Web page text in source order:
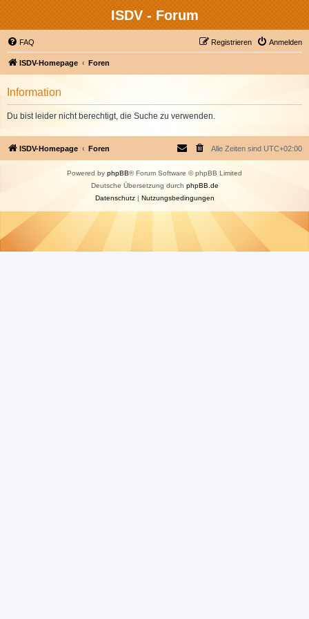
ISDV - Forum
FAQ Anmelden
Registrieren
ISDV-Homepage Foren
Information
Du bist leider nicht berechtigt, die Suche zu verwenden.
ISDV-Homepage Foren Alle Zeiten sind UTC+02:00
Powered by phpBB® Forum Software © phpBB Limited
Deutsche Übersetzung durch phpBB.de
Datenschutz| Nutzungsbedingungen